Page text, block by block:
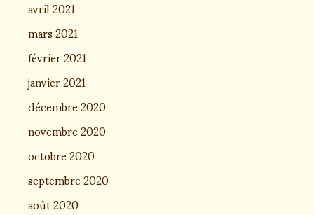
avril 2021
mars 2021
février 2021
janvier 2021
décembre 2020
novembre 2020
octobre 2020
septembre 2020
août 2020